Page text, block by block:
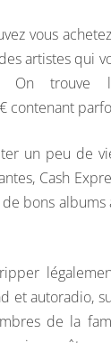
I
.
vous
artistes qui
On trouve
contenant
un peu de
Cash
bons
et autoradio,
de la